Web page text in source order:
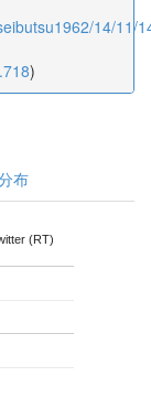
14/11/
)
布
(RT)